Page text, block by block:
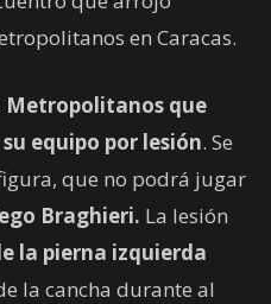
en Caracas.
que
equipo por lesión. Se
que no podrá jugar
Braghieri. La lesión
la pierna izquierda
la cancha durante al